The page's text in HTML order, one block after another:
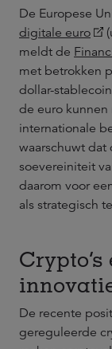
De Europese
digitale euro
meldt de
met betrokken
dollar-
de euro
internationale
waarschuwt dat
soevereiniteit
daarom voor
als strategisch
De recente
gereguleerde